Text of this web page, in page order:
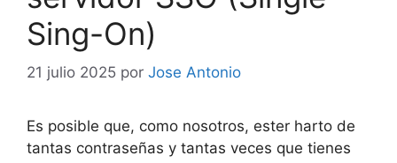
Sing-On)
21 julio 2025 por Jose Antonio
Es posible que, como nosotros, ester harto de
tantas contraseñas y tantas veces que tienes